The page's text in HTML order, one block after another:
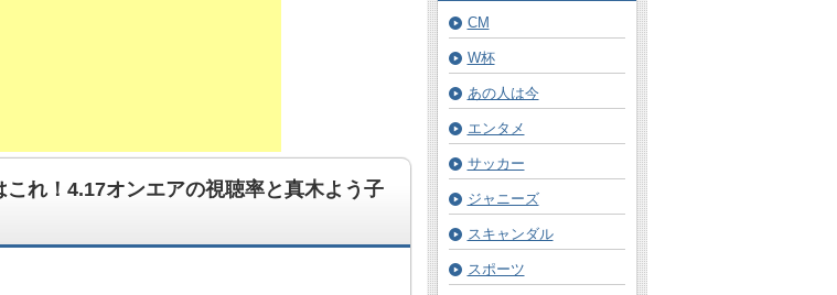
これ！4.17オンエアの視聴率と真木よう子
CM
W杯
あの人は今
エンタメ
サッカー
ジャニーズ
スキャンダル
スポーツ